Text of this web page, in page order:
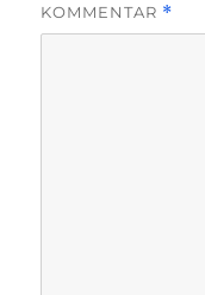
KOMMENTAR *